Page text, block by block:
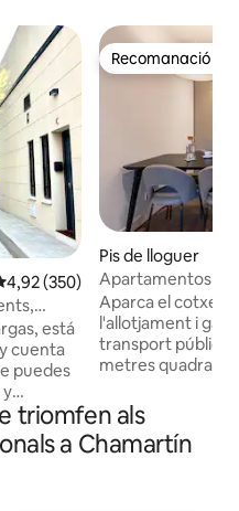
de puntuació mitjana d'un
4,92 (350)
está
cuenta
puedes
y
TV LED
Recomanació
Recomanació
Pis de lloguer
Apartamentos de
elegant a 2
Aparca el cotxe a
l'allotjament i
transport públic o a peu.
metres quadrats
Totes les
ventilació, i totes
condicionat. A la
triomfen als
a Chamartín